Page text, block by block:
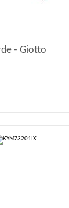
- Giotto